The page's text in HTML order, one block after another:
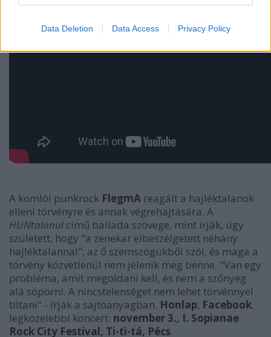
Data Deletion Data Access Privacy Policy
A komlói punkrock FlegmA reagált a hajléktalanok
elleni törvényre és annak végrehajtására. A
HUNtalanulcímű ballada szövege, mint írják, úgy
született, hogy "a zenekar elbeszélgetett néhány
hajléktalannal"; az ő szemszögükből szól, és maga a
törvény közvetlenül nem jelenik meg benne. "Van egy
probléma, amit megoldani kell, és nem a szőnyeg
alá söpörni. A nincstelenséget nem lehet törvénnyel
tiltani" - írják a sajtóanyagban. Honlap, Facebook,
legközelebbi koncert: november 3., I. Sopianae
Rock City Festival, Ti-ti-tá, Pécs.